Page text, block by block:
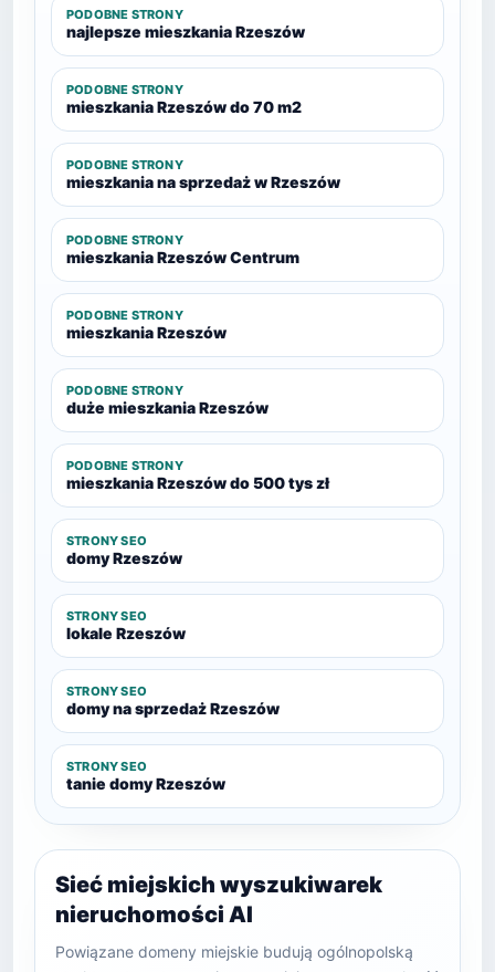
PODOBNE STRONY
najlepsze mieszkania Rzeszów
PODOBNE STRONY
mieszkania Rzeszów do 70 m2
PODOBNE STRONY
mieszkania na sprzedaż w Rzeszów
PODOBNE STRONY
mieszkania Rzeszów Centrum
PODOBNE STRONY
mieszkania Rzeszów
PODOBNE STRONY
duże mieszkania Rzeszów
PODOBNE STRONY
mieszkania Rzeszów do 500 tys zł
STRONY SEO
domy Rzeszów
STRONY SEO
lokale Rzeszów
STRONY SEO
domy na sprzedaż Rzeszów
STRONY SEO
tanie domy Rzeszów
Sieć miejskich wyszukiwarek
nieruchomości AI
Powiązane domeny miejskie budują ogólnopolską